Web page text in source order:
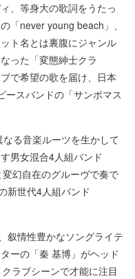
、等身大の歌詞をうたっ
「never young beach」、
ト名とは裏腹にジャンル
った「変態紳士クラ
で希望の歌を届け、日本
ースバンドの「サンボマス
る音楽ルーツを生かして
男女混合4人組バンド
幻自在のグルーヴで奏で
新世代4人組バンド
叙情性豊かなソングライテ
ーの「秦 基博」がヘッド
ラブシーンで才能に注目